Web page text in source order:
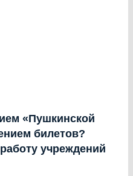
«Пушкинской
билетов?
учреждений